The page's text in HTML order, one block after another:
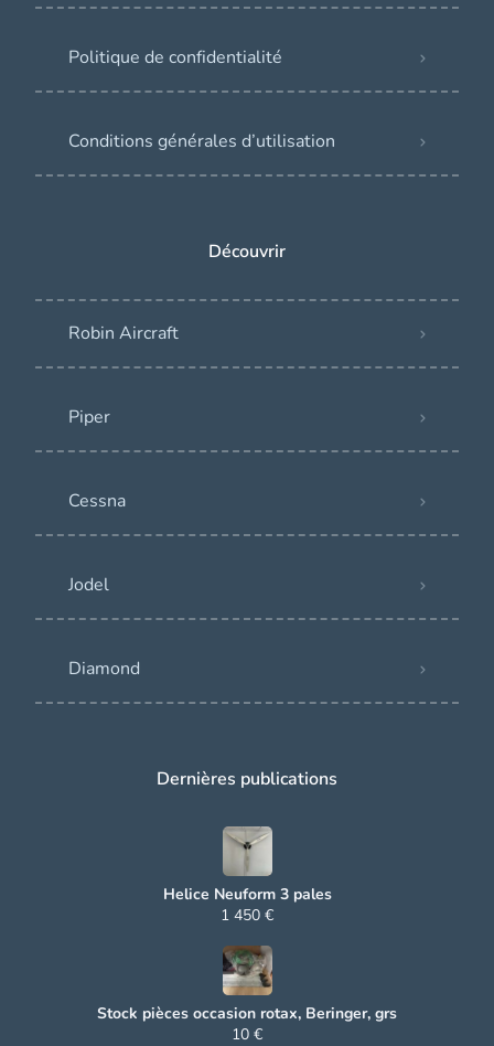
Politique de confidentialité
Conditions générales d’utilisation
Découvrir
Robin Aircraft
Piper
Cessna
Jodel
Diamond
Dernières publications
Helice Neuform 3 pales
1 450 €
Stock pièces occasion rotax, Beringer, grs
10 €